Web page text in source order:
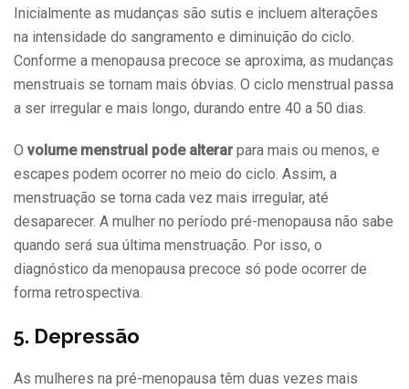
Inicialmente as mudanças são sutis e incluem alterações
na intensidade do sangramento e diminuição do ciclo.
Conforme a menopausa precoce se aproxima, as mudanças
menstruais se tornam mais óbvias. O ciclo menstrual passa
a ser irregular e mais longo, durando entre 40 a 50 dias.
O volume menstrual pode alterarpara mais ou menos, e
escapes podem ocorrer no meio do ciclo. Assim, a
menstruação se torna cada vez mais irregular, até
desaparecer. A mulher no período pré-menopausa não sabe
quando será sua última menstruação. Por isso, o
diagnóstico da menopausa precoce só pode ocorrer de
forma retrospectiva.
5. Depressão
As mulheres na pré-menopausa têm duas vezes mais